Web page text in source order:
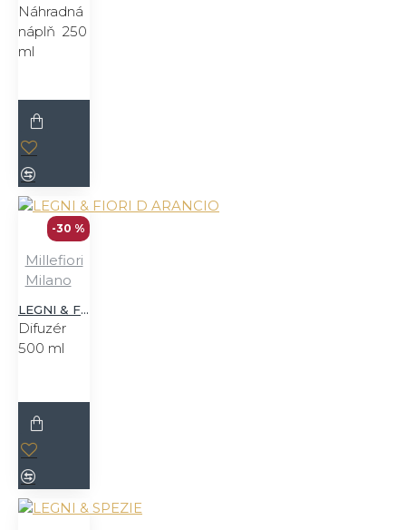
Náhradná
náplň 250
ml
-30 %
Millefiori
Milano
LEGNI & FIORI D ARANCIO
Difuzér
500 ml